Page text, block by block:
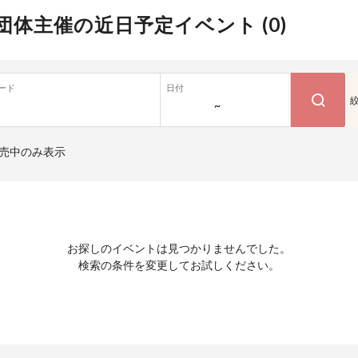
体主催の近日予定イベント (0)
ド 日付
~
中のみ表示
お探しのイベントは見つかりませんでした。
検索の条件を変更してお試しください。